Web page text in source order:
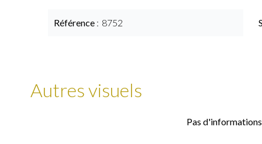
Référence 8752
Autres visuels
Pas